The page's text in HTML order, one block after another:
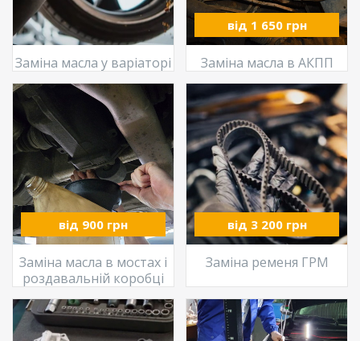
Заміна масла у варіаторі
від 1 650 грн
Заміна масла в АКПП
від 900 грн
Заміна масла в мостах і
роздавальній коробці
від 3 200 грн
Заміна ременя ГРМ